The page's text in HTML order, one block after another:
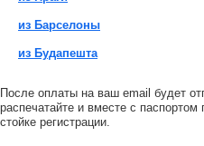
из Барселоны
из Будапешта
После оплаты на ваш email будет
распечатайте и вместе с паспортом
стойке регистрации.